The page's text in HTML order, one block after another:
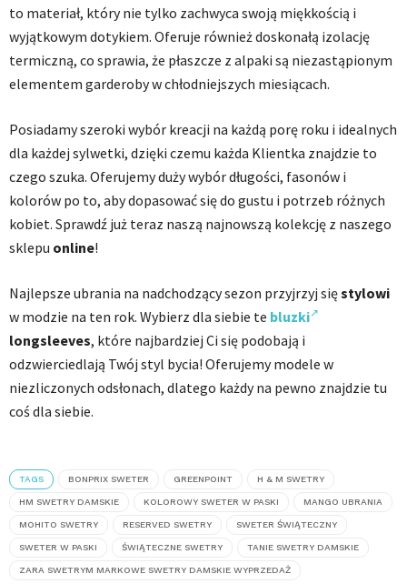
to materiał, który nie tylko zachwyca swoją miękkością i
wyjątkowym dotykiem. Oferuje również doskonałą izolację
termiczną, co sprawia, że płaszcze z alpaki są niezastąpionym
elementem garderoby w chłodniejszych miesiącach.
Posiadamy szeroki wybór kreacji na każdą porę roku i idealnych
dla każdej sylwetki, dzięki czemu każda Klientka znajdzie to
czego szuka. Oferujemy duży wybór długości, fasonów i
kolorów po to, aby dopasować się do gustu i potrzeb różnych
kobiet. Sprawdź już teraz naszą najnowszą kolekcję z naszego
sklepu online!
Najlepsze ubrania na nadchodzący sezon przyjrzyj sięstylowi
w modzie na ten rok. Wybierz dla siebie te bluzki
longsleeves, które najbardziej Ci się podobają i
odzwierciedlają Twój styl bycia! Oferujemy modele w
niezliczonych odsłonach, dlatego każdy na pewno znajdzie tu
coś dla siebie.
TAGS BONPRIX SWETER GREENPOINT H & M SWETRY
HM SWETRY DAMSKIE KOLOROWY SWETER W PASKI MANGO UBRANIA
MOHITO SWETRY RESERVED SWETRY SWETER ŚWIĄTECZNY
SWETER W PASKI ŚWIĄTECZNE SWETRY TANIE SWETRY DAMSKIE
ZARA SWETRYM MARKOWE SWETRY DAMSKIE WYPRZEDAŻ